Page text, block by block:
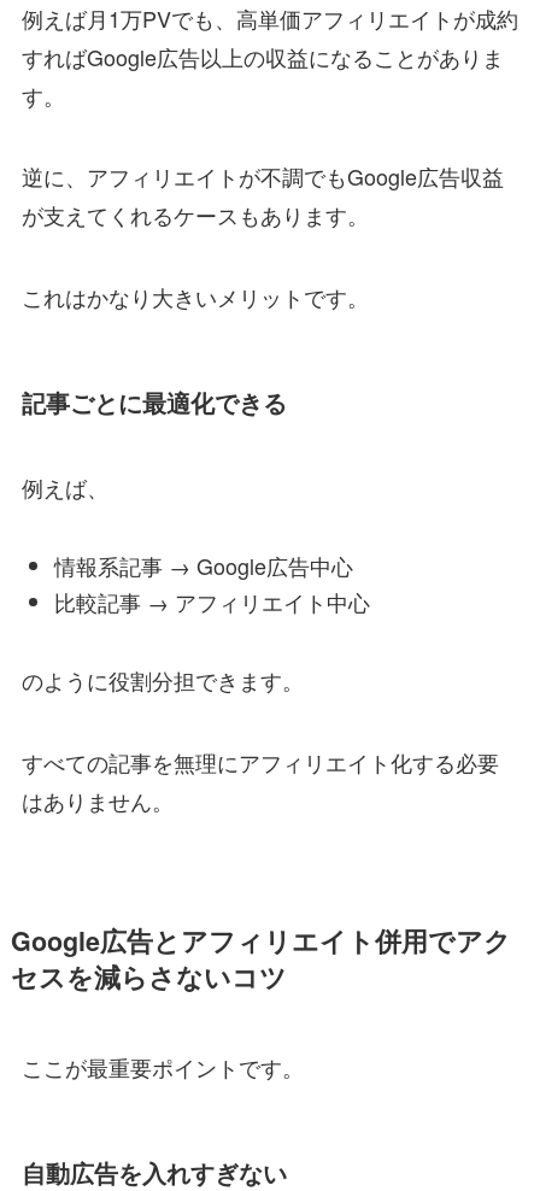
例えば月1万PVでも、高単価アフィリエイトが成約
すればGoogle広告以上の収益になることがありま
す。
逆に、アフィリエイトが不調でもGoogle広告収益
が支えてくれるケースもあります。
これはかなり大きいメリットです。
記事ごとに最適化できる
例えば、
情報系記事 → Google広告中心
比較記事 → アフィリエイト中心
のように役割分担できます。
すべての記事を無理にアフィリエイト化する必要
はありません。
Google広告とアフィリエイト併用でアク
セスを減らさないコツ
ここが最重要ポイントです。
自動広告を入れすぎない